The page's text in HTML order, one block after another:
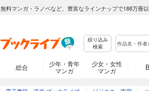
無料マンガ・ラノベなど、豊富なラインナップで188万冊以
絞り込み
検索
総合
少年・青年
マンガ
少女・女性
マンガ